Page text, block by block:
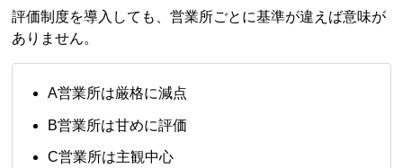
評価制度を導入しても、営業所ごとに基準が違えば意味が
ありません。
A営業所は厳格に減点
B営業所は甘めに評価
C営業所は主観中心